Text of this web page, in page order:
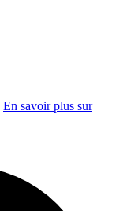
En savoir plus sur